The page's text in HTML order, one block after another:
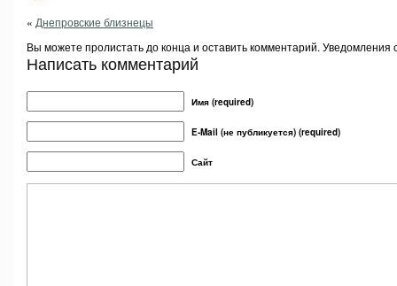
« Днепровские близнецы
Вы можете пролистать до конца и оставить комментарий. Уведомления
Написать комментарий
Имя (required)
E-Mail (не публикуется) (required)
Сайт